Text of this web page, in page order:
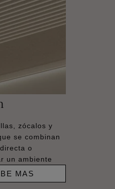
zócalos y
se combinan
o
un ambiente
MAS